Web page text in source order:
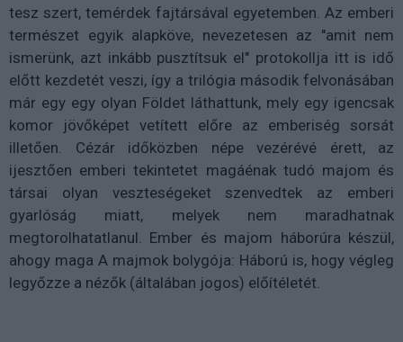
tesz szert, temérdek fajtársával egyetemben. Az emberi
természet egyik alapköve, nevezetesen az "amit nem
ismerünk, azt inkább pusztítsuk el" protokollja itt is idő
előtt kezdetét veszi, így a trilógia második felvonásában
már egy egy olyan Földet láthattunk, mely egy igencsak
komor jövőképet vetített előre az emberiség sorsát
illetően. Cézár időközben népe vezérévé érett, az
ijesztően emberi tekintetet magáénak tudó majom és
társai olyan veszteségeket szenvedtek az emberi
gyarlóság miatt, melyek nem maradhatnak
megtorolhatatlanul. Ember és majom háborúra készül,
ahogy maga A majmok bolygója: Háború is, hogy végleg
legyőzze a nézők (általában jogos) előítéletét.